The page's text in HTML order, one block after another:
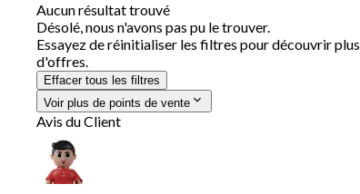
Aucun résultat trouvé
Désolé, nous n'avons pas pu le trouver.
Essayez de réinitialiser les filtres pour découvrir plus
d'offres.
Effacer tous les filtres
Voir plus de points de vente
Avis du Client